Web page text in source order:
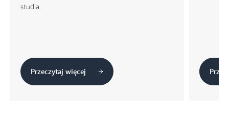
studia.
Przeczytaj więcej